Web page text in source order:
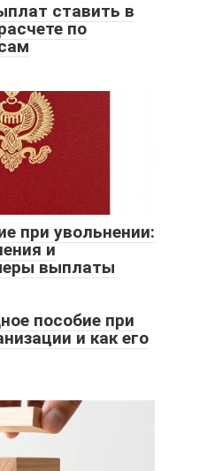
ставить в
по
при увольнении:
и
выплаты
пособие при
и как его